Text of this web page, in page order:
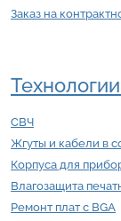
Заказ на
СВЧ
Жгуты и кабели в
Корпуса для
Влагозащита
Ремонт плат с BGA